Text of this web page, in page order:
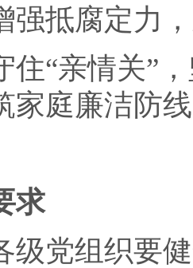
强抵腐定力
住“亲情关”
家庭廉洁防
求
党组织要健